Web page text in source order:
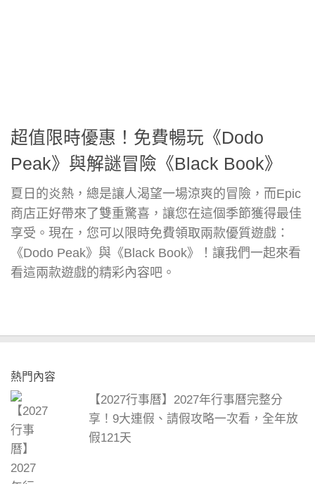
超值限時優惠！免費暢玩《Dodo
Peak》與解謎冒險《Black Book》
夏日的炎熱，總是讓人渴望一場涼爽的冒險，而Epic
商店正好帶來了雙重驚喜，讓您在這個季節獲得最佳
享受。現在，您可以限時免費領取兩款優質遊戲：
《Dodo Peak》與《Black Book》！讓我們一起來看
看這兩款遊戲的精彩內容吧。
熱門內容
【2027行事曆】2027年行事曆完整分
享！9大連假、請假攻略一次看，全年放
假121天